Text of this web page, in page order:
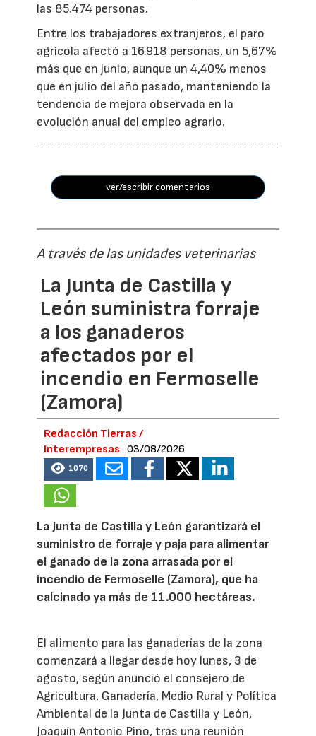
las 85.474 personas.
Entre los trabajadores extranjeros, el paro
agrícola afectó a 16.918 personas, un 5,67%
más que en junio, aunque un 4,40% menos
que en julio del año pasado, manteniendo la
tendencia de mejora observada en la
evolución anual del empleo agrario.
ver/escribir comentarios
A través de las unidades veterinarias
La Junta de Castilla y
León suministra forraje
a los ganaderos
afectados por el
incendio en Fermoselle
(Zamora)
Redacción Tierras /
Interempresas
03/08/2026
1070
La Junta de Castilla y León garantizará el
suministro de forraje y paja para alimentar
el ganado de la zona arrasada por el
incendio de Fermoselle (Zamora), que ha
calcinado ya más de 11.000 hectáreas.
El alimento para las ganaderías de la zona
comenzará a llegar desde hoy lunes, 3 de
agosto, según anunció el consejero de
Agricultura, Ganadería, Medio Rural y Política
Ambiental de la Junta de Castilla y León,
Joaquín Antonio Pino, tras una reunión